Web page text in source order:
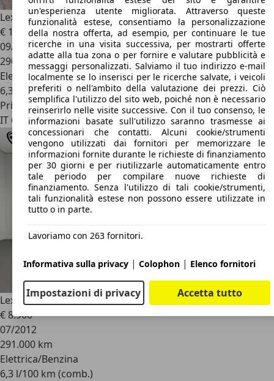
Lexus RX 450hRX III 2009 3.5 Luxury cvt
€ 11.500
09/2009
290.000 km
Elettrica/Benzina
6,3 l/100 km (comb.)
Privato
IT 60035Jesi
Lexus RX 450hRX 450h 3.5 F-Sport cvt
€ 8.900
07/2012
291.000 km
Elettrica/Benzina
6,3 l/100 km (comb.)
un'esperienza utente migliorata. Attraverso queste
funzionalità estese, consentiamo la personalizzazione
della nostra offerta, ad esempio, per continuare le tue
ricerche in una visita successiva, per mostrarti offerte
adatte alla tua zona o per fornire e valutare pubblicità e
messaggi personalizzati. Salviamo il tuo indirizzo e-mail
localmente se lo inserisci per le ricerche salvate, i veicoli
preferiti o nell'ambito della valutazione dei prezzi. Ciò
semplifica l'utilizzo del sito web, poiché non è necessario
reinserirlo nelle visite successive. Con il tuo consenso, le
informazioni basate sull'utilizzo saranno trasmesse ai
concessionari che contatti. Alcuni cookie/strumenti
vengono utilizzati dai fornitori per memorizzare le
informazioni fornite durante le richieste di finanziamento
per 30 giorni e per riutilizzarle automaticamente entro
tale periodo per compilare nuove richieste di
finanziamento. Senza l'utilizzo di tali cookie/strumenti,
tali funzionalità estese non possono essere utilizzate in
tutto o in parte.
Lavoriamo con 263 fornitori.
Informativa sulla privacy | Colophon | Elenco fornitori
Impostazioni di privacy Accetta tutto